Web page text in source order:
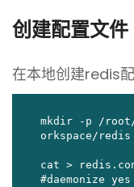
创建配置文件
在本地创建redis
mkdir -p /root/
orkspace/redis
cat >
#daemonize yes